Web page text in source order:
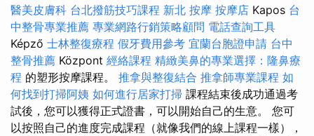
醫美皮膚科 台北撥筋技巧課程 新北 按摩 按摩店 Kapos 台
中整骨專業推薦 專業網路行銷策略顧問 電話查詢工具
Képző 士林整復療程 假牙費用參考 宜蘭台胞證申請 台中
整骨推薦 Központ 經絡課程 精緻美鼻的專業選擇：隆鼻療
程 的塑形按摩課程。 推拿與整復結合 推拿師專業課程 如
何找到打掃阿姨 如何進行居家打掃 課程結束後成功通過考
試後，您可以獲得正式證書，可以開始自己的生意。 您可
以按照自己的進度完成課程（就像我們的線上課程一樣），